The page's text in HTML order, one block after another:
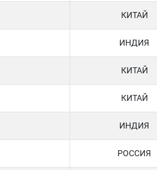
КИТАЙ
ИНДИЯ
КИТАЙ
КИТАЙ
ИНДИЯ
РОССИЯ